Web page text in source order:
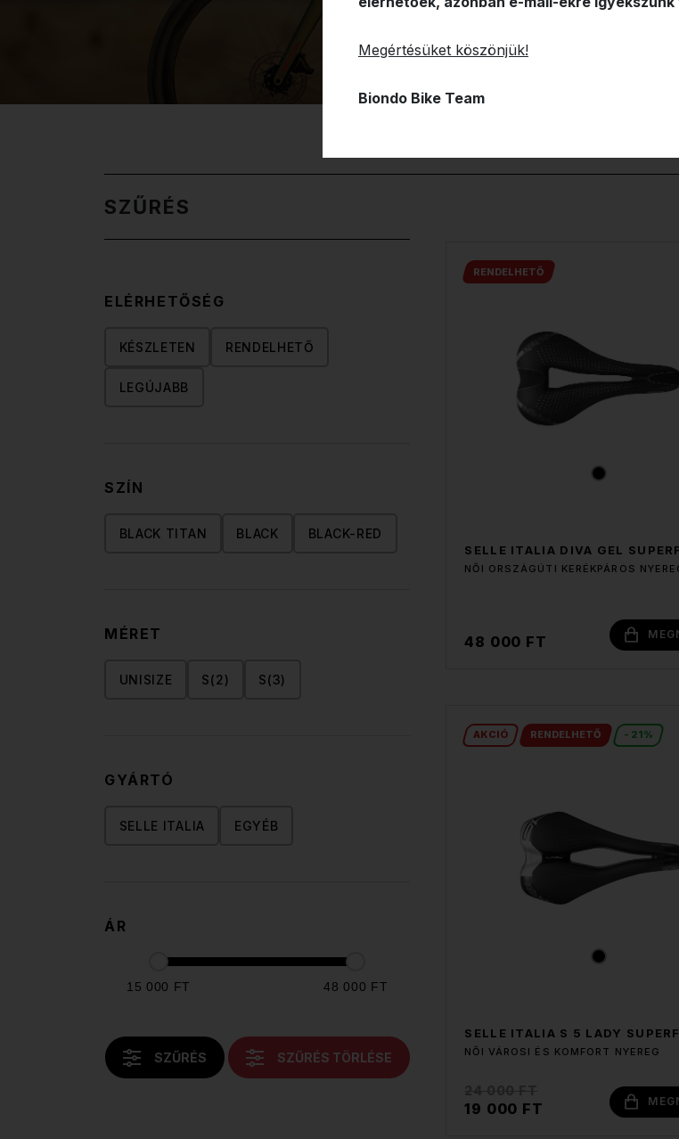
SZŰRÉS
ELÉRHETŐSÉG
KÉSZLETEN RENDELHETŐ
LEGÚJABB
SZÍN
BLACK TITAN BLACK BLACK-RED
MÉRET
UNISIZE S(2) S(3)
GYÁRTÓ
SELLE ITALIA EGYÉB
ÁR
15 000 FT 48 000 FT
SZŰRÉS SZŰRÉS TÖRLÉSE
RENDELHETŐ
SELLE ITALIA DIVA GEL
NŐI ORSZÁGÚTI KERÉKPÁROS
48 000 FT
AKCIÓ RENDELHETŐ - 21%
SELLE ITALIA S 5 LADY
NŐI VÁROSI ÉS KOMFORT NYEREG
19 000 FT
Megértésüket köszönjük!
Biondo Bike Team